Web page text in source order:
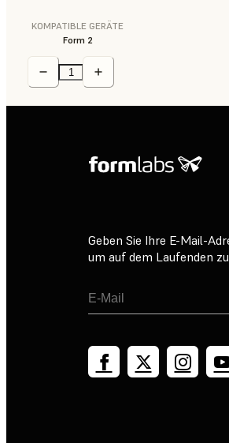
KOMPATIBLE GERÄTE
Form 2
Geben Sie Ihre E-Mail-
um auf dem Laufenden